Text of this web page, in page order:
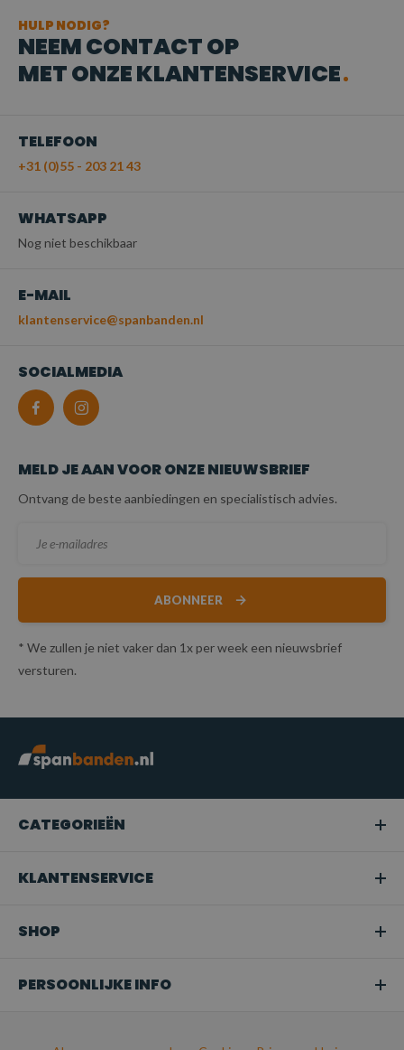
HULP NODIG?
NEEM CONTACT OP
MET ONZE KLANTENSERVICE
TELEFOON
+31 (0)55 - 203 21 43
WHATSAPP
Nog niet beschikbaar
E-MAIL
klantenservice@spanbanden.nl
SOCIALMEDIA
MELD JE AAN VOOR ONZE NIEUWSBRIEF
Ontvang de beste aanbiedingen en specialistisch advies.
ABONNEER
* We zullen je niet vaker dan 1x per week een nieuwsbrief
versturen.
CATEGORIEËN
KLANTENSERVICE
SHOP
PERSOONLIJKE INFO